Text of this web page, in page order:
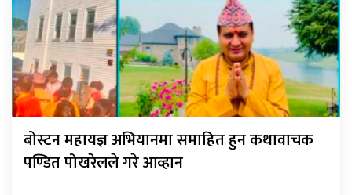
बोस्टन महायज्ञ अभियानमा समाहित हुन कथावाचक
पण्डित पोखरेलले गरे आव्हान